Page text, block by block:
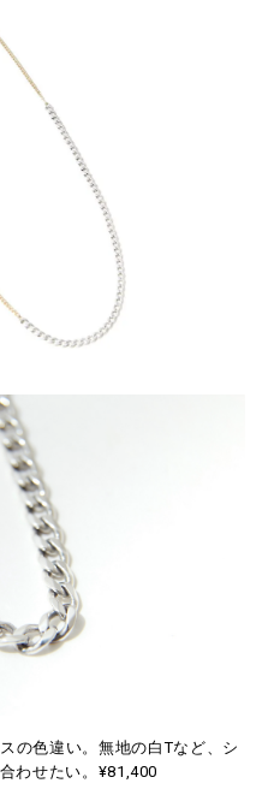
の色違い。無地の白Tなど、シ
わせたい。¥81,400